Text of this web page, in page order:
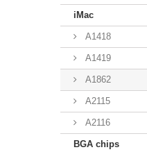
iMac
A1418
A1419
A1862
A2115
A2116
BGA chips